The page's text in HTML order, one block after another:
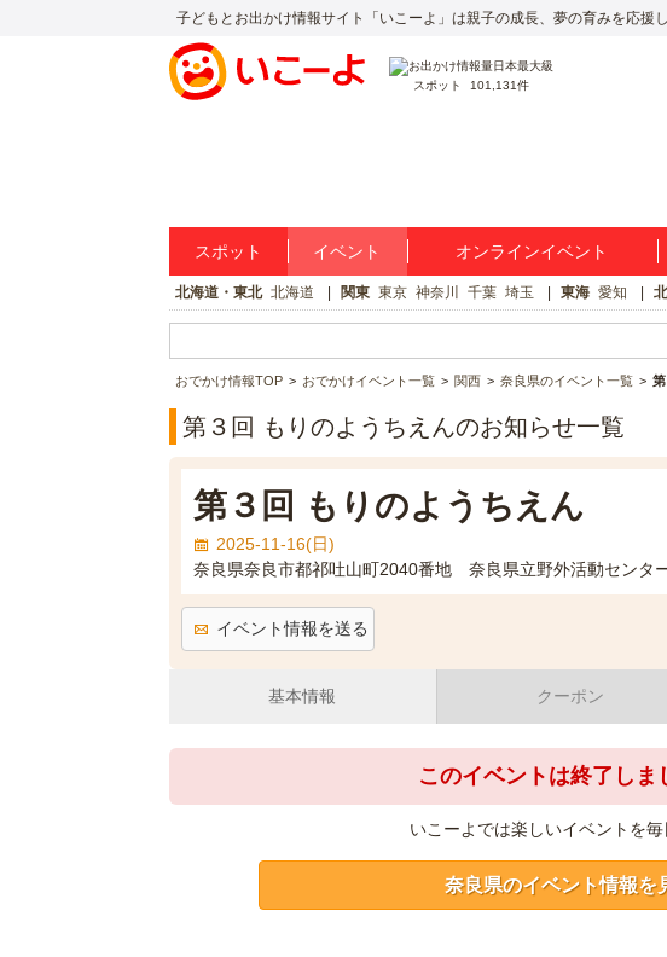
子どもとお出かけ情報サイト「いこーよ」は親子の成長、夢の育みを応援
スポット 101,131件
スポット イベント オンラインイベント
北海道・東北 北海道 関東 東京 神奈川 千葉 埼玉 東海 愛知
おでかけ情報TOP おでかけイベント一覧 関西 奈良県のイベント一覧
第３回 もりのようちえんのお知らせ一覧
第３回 もりのようちえん
2025-11-16(日)
奈良県奈良市都祁吐山町2040番地 奈良県立野外活動センタ
イベント情報を送る
基本情報 クーポン
このイベントは終了しま
いこーよでは楽しいイベントを毎
奈良県のイベント情報を